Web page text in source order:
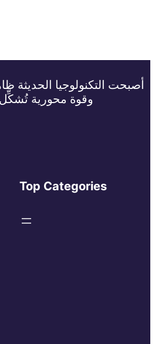
أصبحت التكنولوجيا الحديثة
وقوة محورية تُشكِّل
Top Categories